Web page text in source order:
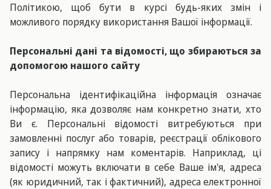
Політикою, щоб бути в курсі будь-яких змін і
можливого порядку використання Вашої інформації.
Персональні дані та відомості, що збираються за
допомогою нашого сайту
Персональна ідентифікаційна інформація означає
інформацію, яка дозволяє нам конкретно знати, хто
Ви є. Персональні відомості витребуються при
замовленні послуг або товарів, реєстрації облікового
запису і напрямку нам коментарів. Наприклад, ці
відомості можуть включати в себе Ваше ім'я, адреса
(як юридичний, так і фактичний), адреса електронної